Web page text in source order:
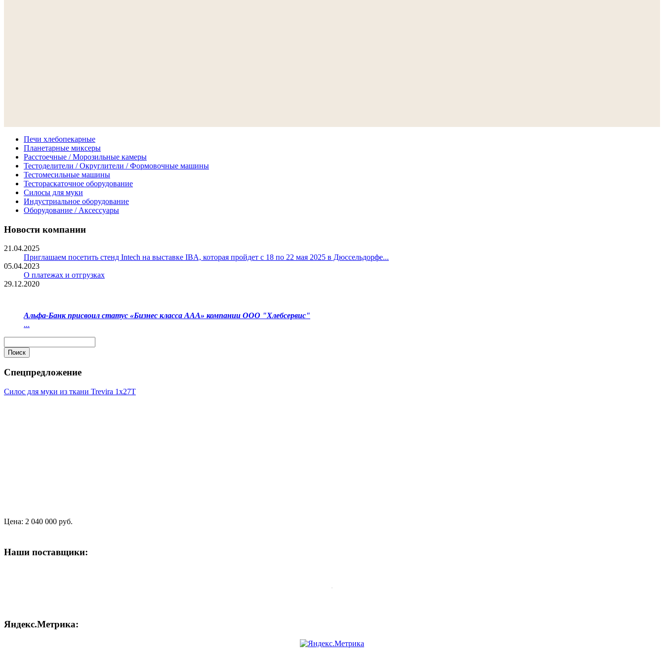
Печи хлебопекарные
Планетарные миксеры
Расстоечные / Морозильные камеры
Тестоделители / Округлители / Формовочные машины
Тестомесильные машины
Тестораскаточное оборудование
Силосы для муки
Индустриальное оборудование
Оборудование / Аксессуары
Новости компании
21.04.2025
Приглашаем посетить стенд Intech на выставке IBA, которая пройдет с 18 по 22 мая 2025 в Дюссельдорфе...
05.04.2023
О платежах и отгрузках
29.12.2020
Альфа-Банк присвоил статус «Бизнес класса ААА» компании ООО "Хлебсервис"
...
Спецпредложение
Силос для муки из ткани Trevira 1x27T
Цена: 2 040 000 руб.
Наши поставщики:
Яндекс.Метрика: